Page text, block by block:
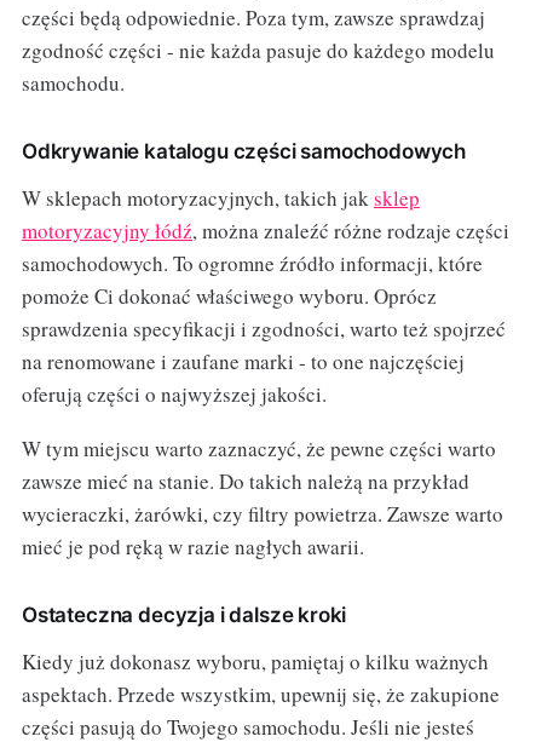
części będą odpowiednie. Poza tym, zawsze sprawdzaj
zgodność części - nie każda pasuje do każdego modelu
samochodu.
Odkrywanie katalogu części samochodowych
W sklepach motoryzacyjnych, takich jaksklep
motoryzacyjny łódź, można znaleźć różne rodzaje części
samochodowych. To ogromne źródło informacji, które
pomoże Ci dokonać właściwego wyboru. Oprócz
sprawdzenia specyfikacji i zgodności, warto też spojrzeć
na renomowane i zaufane marki - to one najczęściej
oferują części o najwyższej jakości.
W tym miejscu warto zaznaczyć, że pewne części warto
zawsze mieć na stanie. Do takich należą na przykład
wycieraczki, żarówki, czy filtry powietrza. Zawsze warto
mieć je pod ręką w razie nagłych awarii.
Ostateczna decyzja i dalsze kroki
Kiedy już dokonasz wyboru, pamiętaj o kilku ważnych
aspektach. Przede wszystkim, upewnij się, że zakupione
części pasują do Twojego samochodu. Jeśli nie jesteś